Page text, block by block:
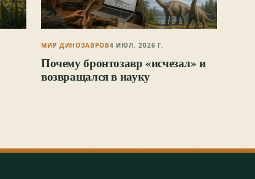
МИР ДИНОЗАВРОВ4 ИЮЛ. 2026 Г.
Почему бронтозавр «исчезал» и
возвращался в науку